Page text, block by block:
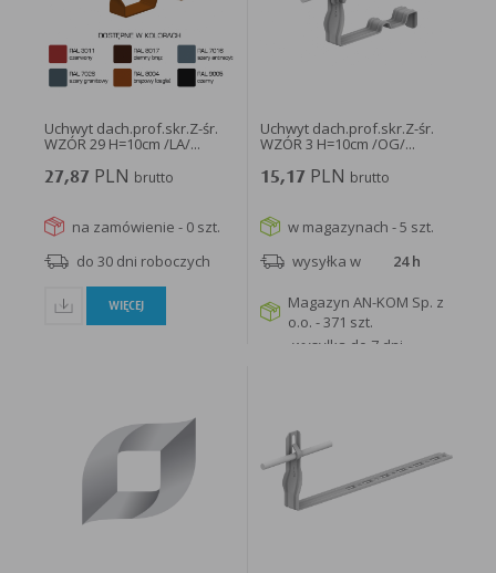
Uchwyt dach.prof.skr.Z-śr.
WZÓR 29 H=10cm /LA/...
27,87PLN brutto
na zamówienie - 0 szt.
do 30 dni roboczych
WIĘCEJ
Uchwyt dach.prof.skr.Z-śr.
WZÓR 3 H=10cm /OG/...
15,17 PLN brutto
w magazynach - 5 szt.
wysyłka w
24 h
Magazyn AN-KOM Sp. z
o.o. - 371 szt.
wysyłka do 7 dni